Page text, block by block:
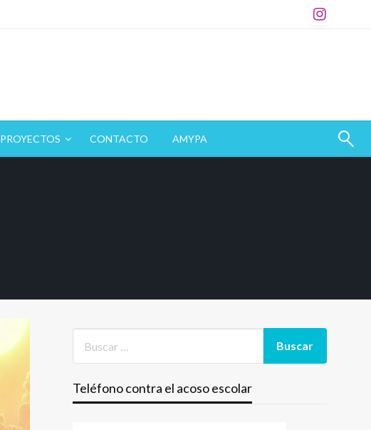
PROYECTOS CONTACTO AMYPA
Teléfono contra el acoso escolar